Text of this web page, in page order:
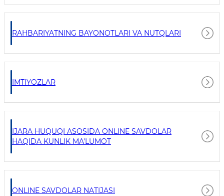
RAHBARIYATNING BAYONOTLARI VA NUTQLARI
IMTIYOZLAR
IJARA HUQUQI ASOSIDA ONLINE SAVDOLAR
HAQIDA KUNLIK MA'LUMOT
ONLINE SAVDOLAR NATIJASI